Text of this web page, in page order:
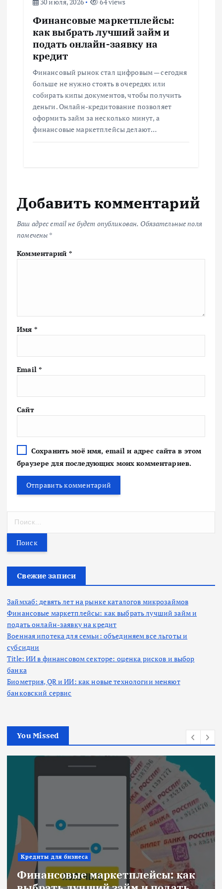
Финансовые маркетплейсы:
как выбрать лучший займ и
подать онлайн-заявку на
кредит
Финансовый рынок стал цифровым — сегодня
больше не нужно стоять в очередях или
собирать кипы документов, чтобы получить
деньги. Онлайн-кредитование позволяет
оформить займ за несколько минут, а
финансовые маркетплейсы делают…
Добавить комментарий
Ваш адрес email не будет опубликован. Обязательные поля
помечены *
Комментарий *
Имя *
Email *
Сайт
Сохранить моё имя, email и адрес сайта в этом
браузере для последующих моих комментариев.
т
Свежие записи
Займхаб: девять лет на рынке каталогов микрозаймов
Финансовые маркетплейсы: как выбрать лучший займ и
подать онлайн-заявку на кредит
Военная ипотека для семьи: объединяем все льготы и
субсидии
Title: ИИ в финансовом секторе: оценка рисков и выбор
банка
Биометрия, QR и ИИ: как новые технологии меняют
банковский сервис
You Missed
Ипотека
Военная ипотека для семьи: